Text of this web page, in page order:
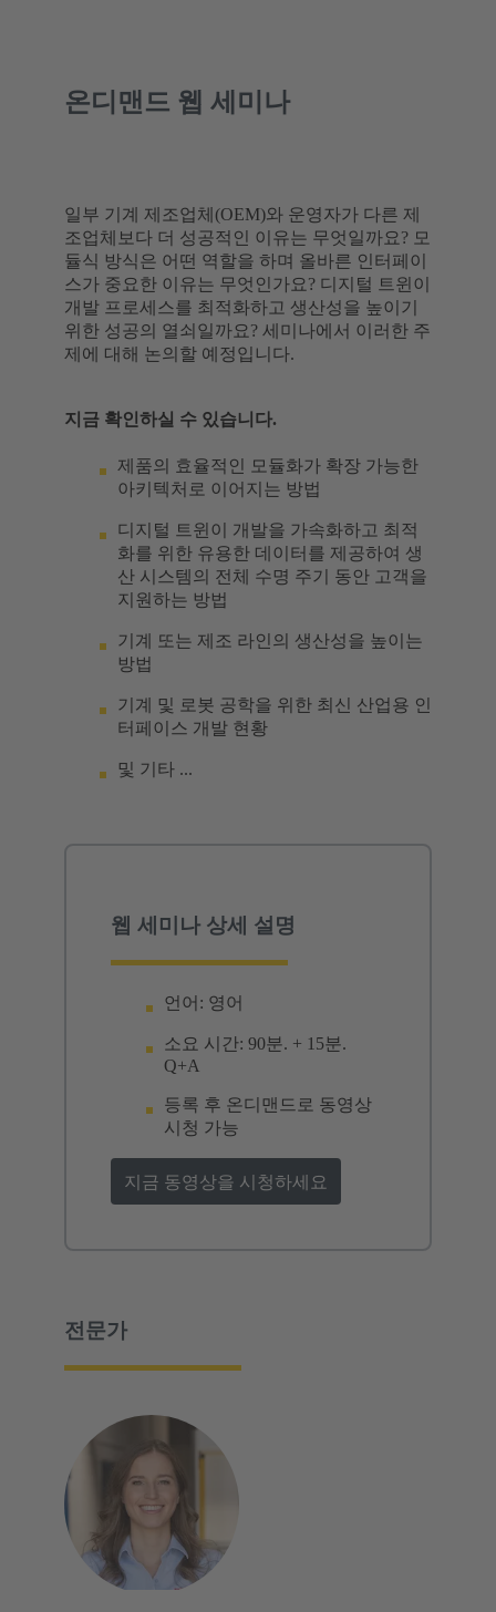
온디맨드 웹 세미나
일부 기계 제조업체(OEM)와 운영자가 다른 제
조업체보다 더 성공적인 이유는 무엇일까요? 모
듈식 방식은 어떤 역할을 하며 올바른 인터페이
스가 중요한 이유는 무엇인가요? 디지털 트윈이
개발 프로세스를 최적화하고 생산성을 높이기
위한 성공의 열쇠일까요? 세미나에서 이러한 주
제에 대해 논의할 예정입니다.
지금 확인하실 수 있습니다.
제품의 효율적인 모듈화가 확장 가능한
아키텍처로 이어지는 방법
디지털 트윈이 개발을 가속화하고 최적
화를 위한 유용한 데이터를 제공하여 생
산 시스템의 전체 수명 주기 동안 고객을
지원하는 방법
기계 또는 제조 라인의 생산성을 높이는
방법
기계 및 로봇 공학을 위한 최신 산업용 인
터페이스 개발 현황
및 기타 ...
웹 세미나 상세 설명
언어: 영어
소요 시간: 90분. + 15분.
Q+A
등록 후 온디맨드로 동영상
시청 가능
지금 동영상을 시청하세요
전문가